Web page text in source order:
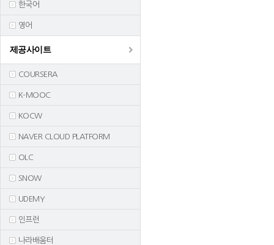
한국어
영어
제공사이트
COURSERA
K-MOOC
KOCW
NAVER CLOUD PLATFORM
OLC
SNOW
UDEMY
인프런
나라배움터